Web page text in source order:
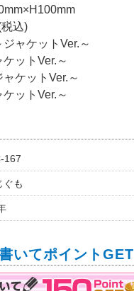
込)
ジャケットVer.～
ケットVer.～
ャケットVer.～
ケットVer.～
167
ぐも
いてポイントGET